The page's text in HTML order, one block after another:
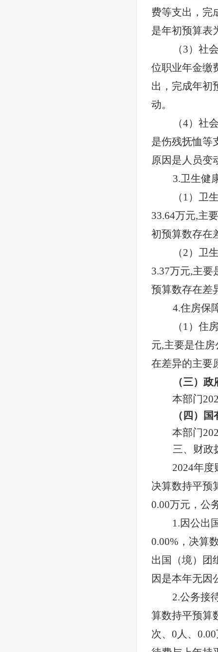
费等支出，完
是年初预算表
（3）社
位职业年金缴
出，完成年初
动。
（4）社
是伤残抚恤等
原因是人员变
3.卫生健
（ 1）卫
33.64万元,主
初预算数存在
（2）卫
3.37万元,主
预算数存在差
4.住房保
（ 1）住
元,主要是住
在差异的主要
（三）
本部门
（四）
本部门
三、财政
2024年度
决算数持平预
0.00万元，公
1.因公出
0.00%，决算
出国（境）团
因是本年无因
2.公务接
算数持平预算
次、 0人、 0.00